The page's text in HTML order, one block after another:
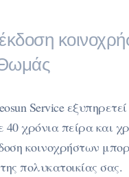
έκδοση
Service
χρόνια πείρα και
κοινοχρήστων
πολυκατοικίας σας.